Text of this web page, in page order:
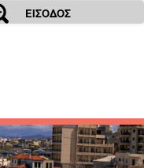
ΕΙΣΟΔΟΣ